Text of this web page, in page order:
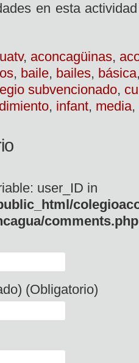
en esta
, aconcagüinas,
, baile, bailes, básica
subvencionado,
, infant, media,
user_ID in
comments.php
(Obligatorio)